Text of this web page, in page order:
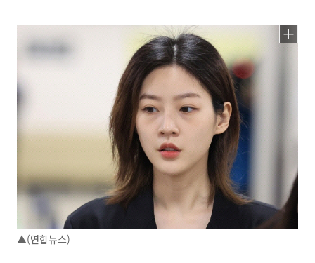
▲(연합뉴스)